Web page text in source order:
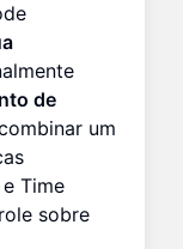
de
um
Time
sobre